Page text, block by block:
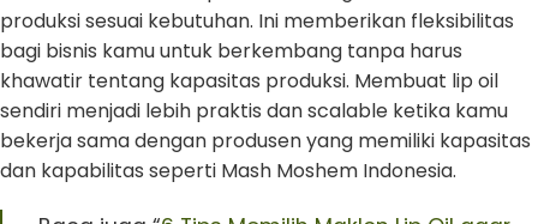
produksi sesuai kebutuhan. Ini memberikan fleksibilitas
bagi bisnis kamu untuk berkembang tanpa harus
khawatir tentang kapasitas produksi. Membuat lip oil
sendiri menjadi lebih praktis dan scalable ketika kamu
bekerja sama dengan produsen yang memiliki kapasitas
dan kapabilitas seperti Mash Moshem Indonesia.